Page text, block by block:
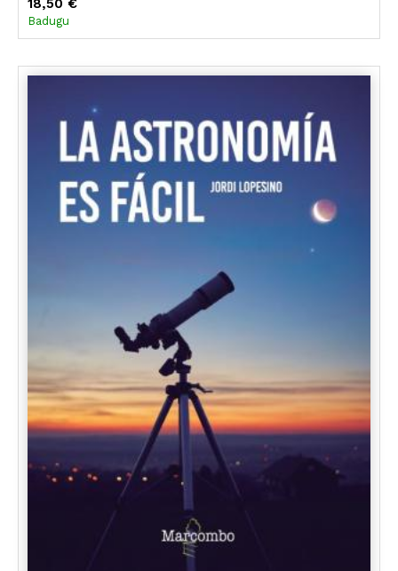
18,50 €
Badugu